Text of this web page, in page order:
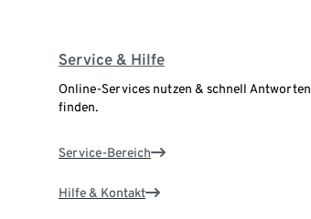
Service & Hilfe
Online-Services nutzen & schnell Antworten
finden.
Service-Bereich
Hilfe & Kontakt